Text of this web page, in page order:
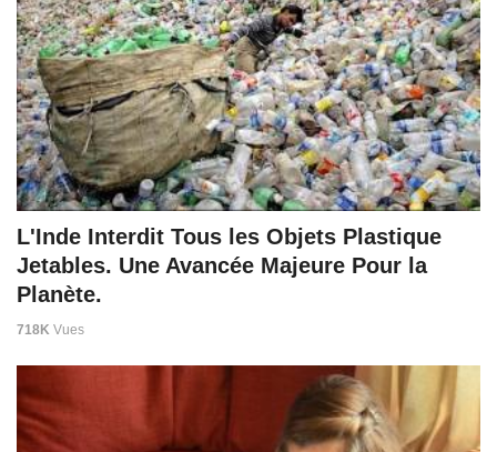
L'Inde Interdit Tous les Objets Plastique
Jetables. Une Avancée Majeure Pour la
Planète.
718K Vues